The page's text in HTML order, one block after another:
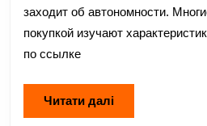
заходит об автономности.
покупкой изучают
по ссылке
Читати даліЧитати
далі